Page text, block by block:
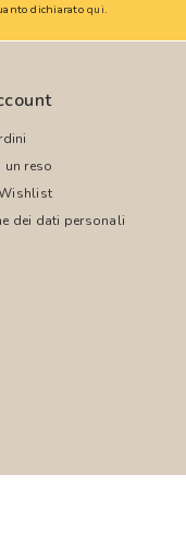
dichiaratoqui.
un reso
dei dati personali